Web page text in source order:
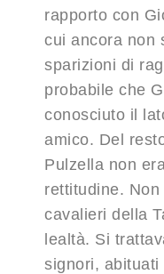
rapporto con
cui ancora non
sparizioni di
probabile che
conosciuto il
amico. Del
Pulzella non
rettitudine.
cavalieri della
lealtà. Si
signori,